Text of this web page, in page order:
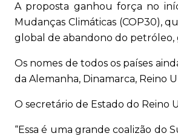
A proposta ganhou força no
Mudanças Climáticas (COP30),
global de abandono do petróleo,
Os nomes de todos os países
da Alemanha, Dinamarca, Reino
O secretário de Estado do Reino
“Essa é uma grande coalizão do